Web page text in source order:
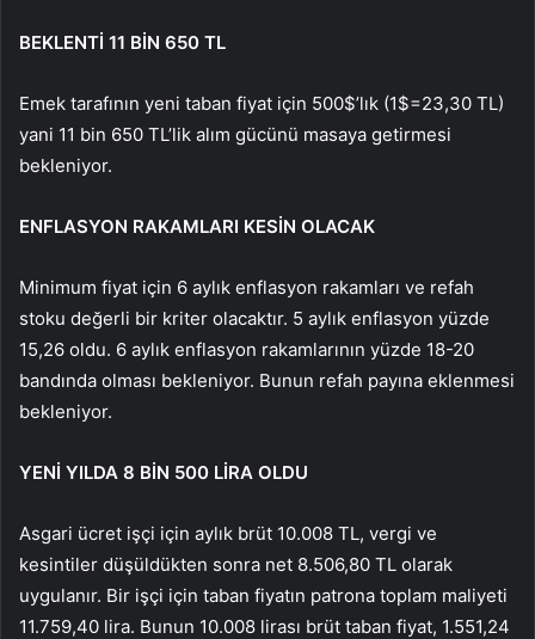
BEKLENTİ 11 BİN 650 TL
Emek tarafının yeni taban fiyat için 500$’lık (1$=23,30 TL)
yani 11 bin 650 TL’lik alım gücünü masaya getirmesi
bekleniyor.
ENFLASYON RAKAMLARI KESİN OLACAK
Minimum fiyat için 6 aylık enflasyon rakamları ve refah
stoku değerli bir kriter olacaktır. 5 aylık enflasyon yüzde
15,26 oldu. 6 aylık enflasyon rakamlarının yüzde 18-20
bandında olması bekleniyor. Bunun refah payına eklenmesi
bekleniyor.
YENİ YILDA 8 BİN 500 LİRA OLDU
Asgari ücret işçi için aylık brüt 10.008 TL, vergi ve
kesintiler düşüldükten sonra net 8.506,80 TL olarak
uygulanır. Bir işçi için taban fiyatın patrona toplam maliyeti
11.759,40 lira. Bunun 10.008 lirası brüt taban fiyat, 1.551,24